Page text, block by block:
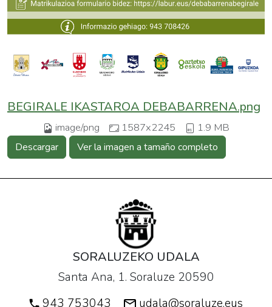
BEGIRALE IKASTAROA DEBABARRENA.png
image/png 1587x2245 1.9 MB
Descargar Ver la imagen a tamaño completo
SORALUZEKO UDALA
Santa Ana, 1. Soraluze 20590
943 753043
udala@soraluze.eus